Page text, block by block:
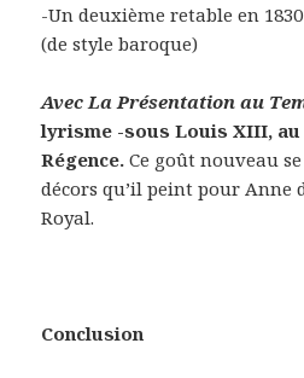
-Un deuxième retable en
(de style baroque)
Avec La Présentation au
lyrisme -sous Louis XIII,
Régence.Ce goût nouveau
décors qu’il peint pour Anne
Royal.
Conclusion